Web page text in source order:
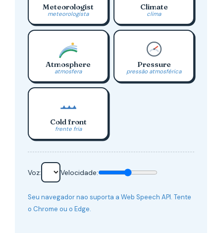
Meteorologist
meteorologista
Climate
clima
Atmosphere
atmosfera
Pressure
pressão atmosférica
Cold front
frente fria
Voz: Velocidade:
Seu navegador nao suporta a Web Speech API. Tente
o Chrome ou o Edge.